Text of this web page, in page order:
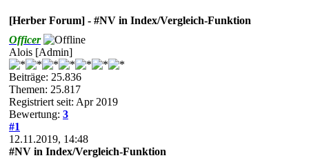
[Herber Forum] - #NV in Index/Vergleich-Funktion
Officer
Alois [Admin]
Beiträge: 25.836
Themen: 25.817
Registriert seit: Apr 2019
Bewertung: 3
#1
12.11.2019, 14:48
#NV in Index/Vergleich-Funktion